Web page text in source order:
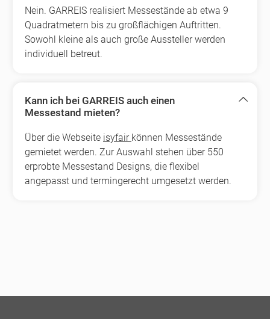
Nein. GARREIS realisiert Messestände ab etwa 9
Quadratmetern bis zu großflächigen Auftritten.
Sowohl kleine als auch große Aussteller werden
individuell betreut.
Kann ich bei GARREIS auch einen
Messestand mieten?
Über die Webseite isyfair können Messestände
gemietet werden. Zur Auswahl stehen über 550
erprobte Messestand Designs, die flexibel
angepasst und termingerecht umgesetzt werden.